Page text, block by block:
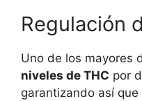
Regulación
Uno de los mayores
niveles de THC por
garantizando así